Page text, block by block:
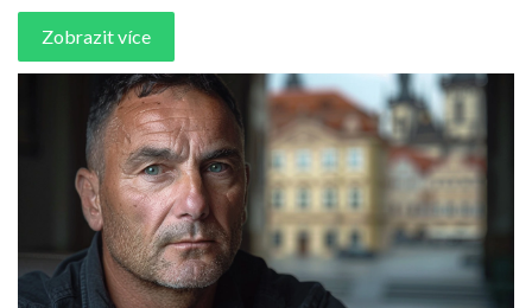
psychické závislosti a zdůrazňuje význam odborné pomoci.
Zobrazit více